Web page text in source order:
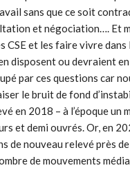
sans que ce soit
et négociation…. Et
CSE et les faire vivre dans
disposent ou devraient
par ces questions car
le bruit de fond
en 2018 – à l’époque un
et demi ouvrés. Or, en
de nouveau relevé près
de mouvements